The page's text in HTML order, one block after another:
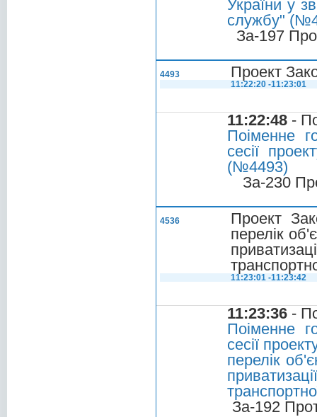
України у
службу"
За-197
4493 Проект
11:22:20 -11:23:01
11:22:48 -
Поіменне
сесії
(№4493)
За-230
4536
Проект
перелік
11:23:01 -11:23:42
11:23:36 -
Поіменне
сесії
перелік
За-192